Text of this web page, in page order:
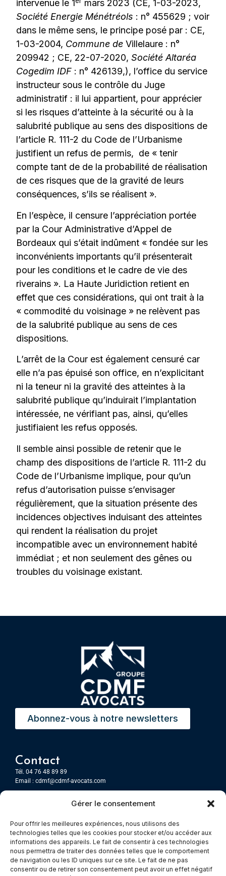
Gérer le consentement
Pour offrir les meilleures expériences, nous utilisons des
technologies telles que les cookies pour stocker et/ou accéder aux
informations des appareils. Le fait de consentir à ces technologies
nous permettra de traiter des données telles que le comportement
de navigation ou les ID uniques sur ce site. Le fait de ne pas
consentir ou de retirer son consentement peut avoir un effet négatif
intervenue le 1
mars 2023 (CE, 1-03-2023,
Société Energie Ménétréols : n° 455629 ; voir
dans le même sens, le principe posé par : CE,
1-03-2004, Commune deVillelaure : n°
209942 ; CE, 22-07-2020,Société Altaréa
Cogedim IDF : n° 426139,), l’office du service
instructeur sous le contrôle du Juge
administratif : il lui appartient, pour apprécier
si les risques d’atteinte à la sécurité ou à la
salubrité publique au sens des dispositions de
l’article R. 111-2 du Code de l’Urbanisme
justifient un refus de permis, de « tenir
compte tant de de la probabilité de réalisation
de ces risques que de la gravité de leurs
conséquences, s’ils se réalisent ».
En l’espèce, il censure l’appréciation portée
par la Cour Administrative d’Appel de
Bordeaux qui s’était indûment « fondée sur les
inconvénients importants qu’il présenterait
pour les conditions et le cadre de vie des
riverains ». La Haute Juridiction retient en
effet que ces considérations, qui ont trait à la
« commodité du voisinage » ne relèvent pas
de la salubrité publique au sens de ces
dispositions.
L’arrêt de la Cour est également censuré car
elle n’a pas épuisé son office, en n’explicitant
ni la teneur ni la gravité des atteintes à la
salubrité publique qu’induirait l’implantation
intéressée, ne vérifiant pas, ainsi, qu’elles
justifiaient les refus opposés.
Il semble ainsi possible de retenir que le
champ des dispositions de l’article R. 111-2 du
Code de l’Urbanisme implique, pour qu’un
refus d’autorisation puisse s’envisager
régulièrement, que la situation présente des
incidences objectives induisant des atteintes
qui rendent la réalisation du projet
incompatible avec un environnement habité
immédiat ; et non seulement des gênes ou
troubles du voisinage existant.
Abonnez-vous à notre newsletters
Contact
Tél. 04 76 48 89 89
Email : cdmf@cdmf-avocats.com
7 Place Firmin Gautier
CS 80476
38016 GRENOBLE, Cedex 1
Chambery